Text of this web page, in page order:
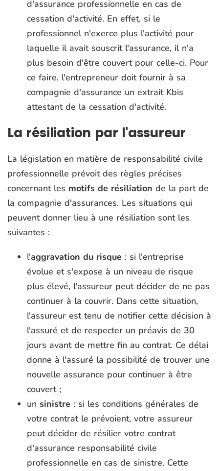
d'assurance professionnelle en cas de
cessation d'activité. En effet, si le
professionnel n'exerce plus l'activité pour
laquelle il avait souscrit l'assurance, il n'a
plus besoin d'être couvert pour celle-ci. Pour
ce faire, l'entrepreneur doit fournir à sa
compagnie d'assurance un extrait Kbis
attestant de la cessation d'activité.
La résiliation par l'assureur
La législation en matière de responsabilité civile
professionnelle prévoit des règles précises
concernant les motifs de résiliation de la part de
la compagnie d'assurances. Les situations qui
peuvent donner lieu à une résiliation sont les
suivantes :
l'aggravation du risque : si l'entreprise
évolue et s'expose à un niveau de risque
plus élevé, l'assureur peut décider de ne pas
continuer à la couvrir. Dans cette situation,
l'assureur est tenu de notifier cette décision à
l'assuré et de respecter un préavis de 30
jours avant de mettre fin au contrat. Ce délai
donne à l'assuré la possibilité de trouver une
nouvelle assurance pour continuer à être
couvert ;
un sinistre : si les conditions générales de
votre contrat le prévoient, votre assureur
peut décider de résilier votre contrat
d'assurance responsabilité civile
professionnelle en cas de sinistre. Cette